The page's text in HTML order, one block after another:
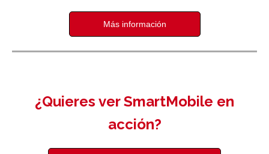
Más información
¿Quieres ver SmartMobile en
acción?